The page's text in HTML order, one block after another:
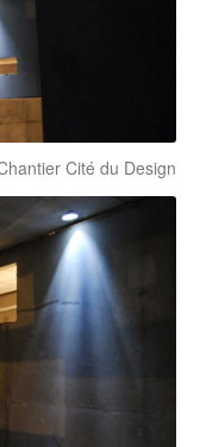
Cité du Design